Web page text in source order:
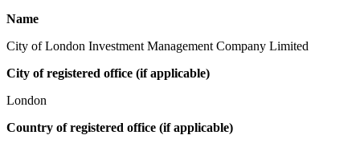
Name
City of London Investment Management Company Limited
City of registered office (if applicable)
London
Country of registered office (if applicable)